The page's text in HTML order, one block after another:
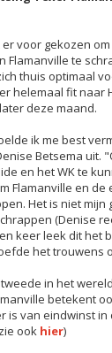
voor gekozen
Flamanville te
thuis optimaal
helemaal fit naar
deze maand.
ik me best
Betsema uit.
en het WK te
Flamanville en
Het is niet mijn
(Denise
keer leek dit het
het trouwens
in het
betekent
is van eindwinst
ook hier)